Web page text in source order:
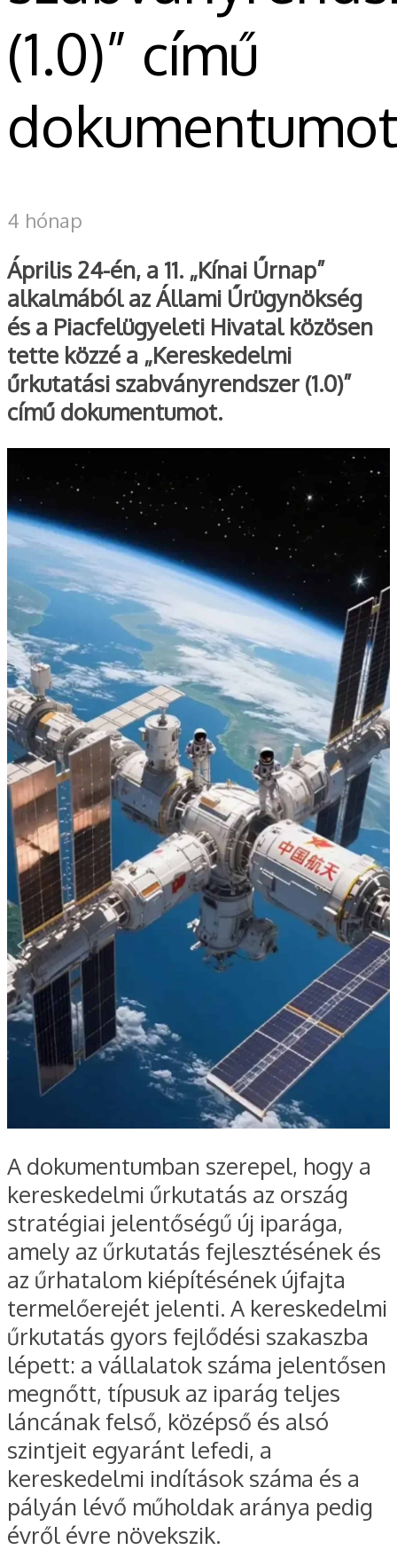
(1.0)” című
dokumentumot
4 hónap
Április 24-én, a 11. „Kínai Űrnap”
alkalmából az Állami Űrügynökség
és a Piacfelügyeleti Hivatal közösen
tette közzé a „Kereskedelmi
űrkutatási szabványrendszer (1.0)”
című dokumentumot.
A dokumentumban szerepel, hogy a
kereskedelmi űrkutatás az ország
stratégiai jelentőségű új iparága,
amely az űrkutatás fejlesztésének és
az űrhatalom kiépítésének újfajta
termelőerejét jelenti. A kereskedelmi
űrkutatás gyors fejlődési szakaszba
lépett: a vállalatok száma jelentősen
megnőtt, típusuk az iparág teljes
láncának felső, középső és alsó
szintjeit egyaránt lefedi, a
kereskedelmi indítások száma és a
pályán lévő műholdak aránya pedig
évről évre növekszik.